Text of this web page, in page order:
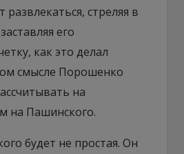
развлекаться, стреляя в
его
как это делал
смысле Порошенко
на
на Пашинского.
будет не простая. Он